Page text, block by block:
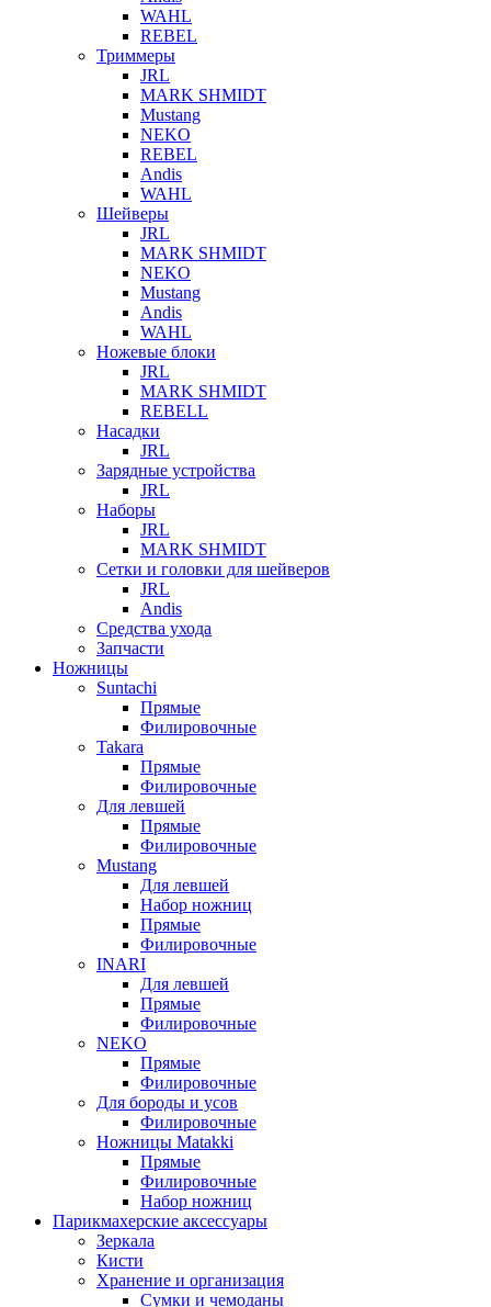
WAHL
REBEL
Триммеры
JRL
MARK SHMIDT
Mustang
NEKO
REBEL
Andis
WAHL
Шейверы
JRL
MARK SHMIDT
NEKO
Mustang
Andis
WAHL
Ножевые блоки
JRL
MARK SHMIDT
REBELL
Насадки
JRL
Зарядные устройства
JRL
Наборы
JRL
MARK SHMIDT
Сетки и головки для шейверов
JRL
Andis
Средства ухода
Запчасти
Ножницы
Suntachi
Прямые
Филировочные
Takara
Прямые
Филировочные
Для левшей
Прямые
Филировочные
Mustang
Для левшей
Набор ножниц
Прямые
Филировочные
INARI
Для левшей
Прямые
Филировочные
NEKO
Прямые
Филировочные
Для бороды и усов
Филировочные
Ножницы Matakki
Прямые
Филировочные
Набор ножниц
Парикмахерские аксессуары
Зеркала
Кисти
Хранение и организация
Сумки и чемоданы